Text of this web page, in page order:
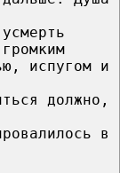
испугом и
должно,
в